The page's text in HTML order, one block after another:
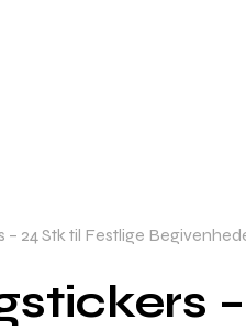
– 24 Stk til Festlige